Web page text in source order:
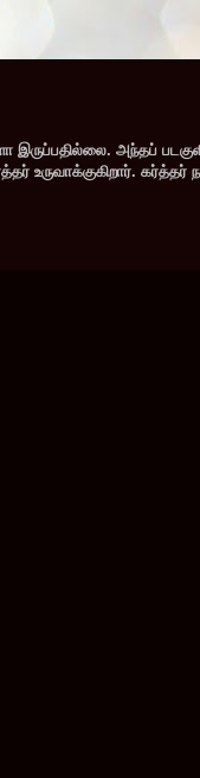
அந்தப்
உருவாக்குகிறார்.